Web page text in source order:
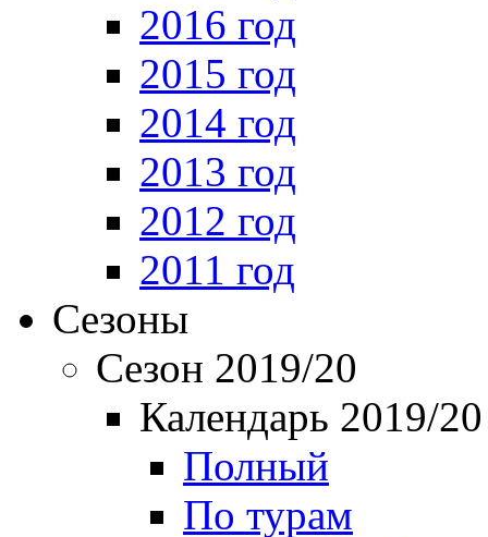
2016 год
2015 год
2014 год
2013 год
2012 год
2011 год
Сезоны
Сезон 2019/20
Календарь 2019/20
Полный
По турам